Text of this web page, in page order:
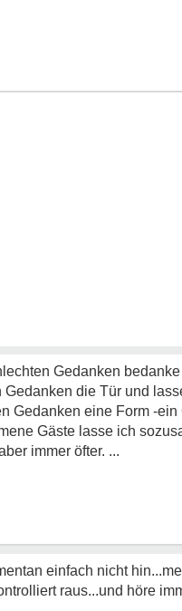
Gedanken
die Tür und
Gedanken eine Form -
Gäste lasse ich
immer öfter. ...
einfach nicht
raus...und höre